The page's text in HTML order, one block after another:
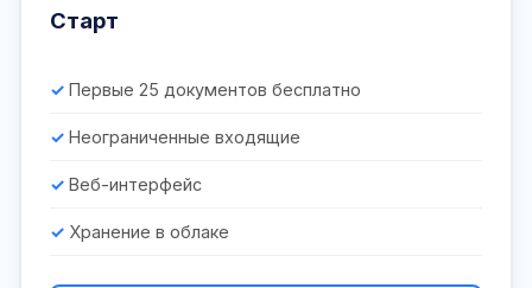
Старт
Первые 25 документов бесплатно
Неограниченные входящие
Веб-интерфейс
Хранение в облаке